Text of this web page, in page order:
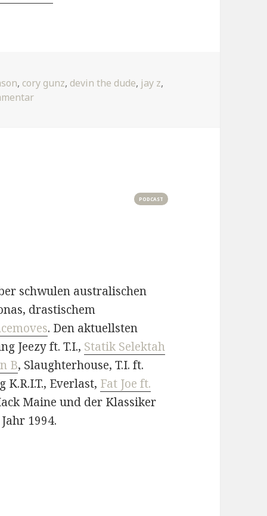
, cory gunz, devin the dude, jay z,
zu Glory
PODCAST
schwulen australischen
drastischem
. Den aktuellsten
Jeezy ft. T.I., Statik Selektah
B, Slaughterhouse, T.I. ft.
Everlast, Fat Joe ft.
Maine und der Klassiker
1994.